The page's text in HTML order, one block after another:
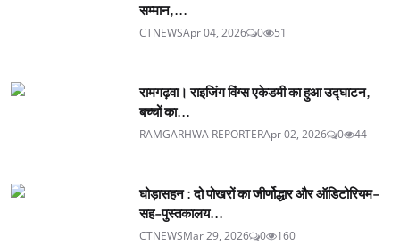
सम्मान,...
CTNEWSApr 04, 2026 0 51
रामगढ़वा। राइजिंग विंग्स एकेडमी का हुआ उद्घाटन,
बच्चों का...
RAMGARHWA REPORTERApr 02, 2026 0 44
घोड़ासहन : दो पोखरों का जीर्णोद्धार और ऑडिटोरियम-
सह-पुस्तकालय...
CTNEWSMar 29, 2026 0 160